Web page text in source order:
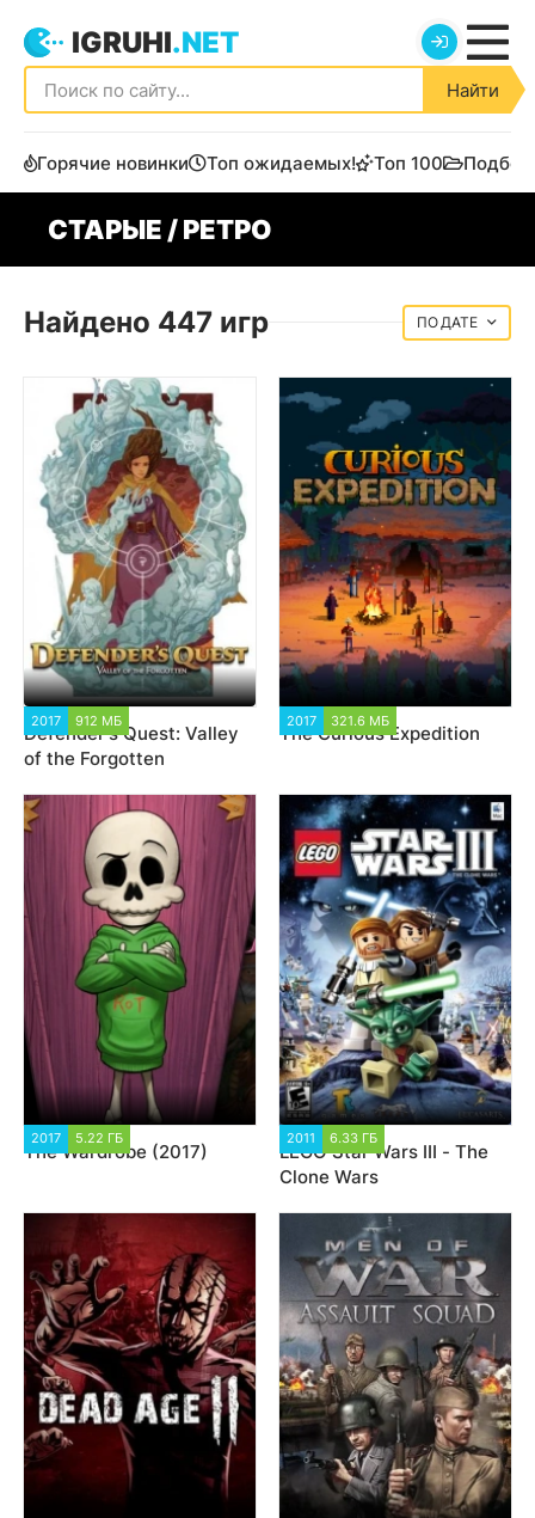
IGRUHI.NET
Найти
Горячие новинки Топ ожидаемых! Топ 100
СТАРЫЕ / РЕТРО
Найдено 447 игр ДАТЕ
2017 912 MБ
Defender's Quest: Valley
of the Forgotten
2017 321.6 МБ
The Curious Expedition
2017 5.22 ГБ
The Wardrobe (2017)
2011 6.33 ГБ
LEGO Star Wars III - The
Clone Wars